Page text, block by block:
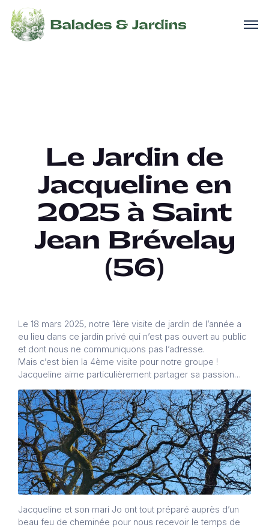
Le Jardin de
Jacqueline en
2025 à Saint
Jean Brévelay
(56)
Le 18 mars 2025, notre 1ère visite de jardin de l’année a
eu lieu dans ce jardin privé qui n’est pas ouvert au public
et dont nous ne communiquons pas l’adresse.
Mais c’est bien la 4ème visite pour notre groupe !
Jacqueline aime particulièrement partager sa passion…
Jacqueline et son mari Jo ont tout préparé auprès d’un
beau feu de cheminée pour nous recevoir le temps de